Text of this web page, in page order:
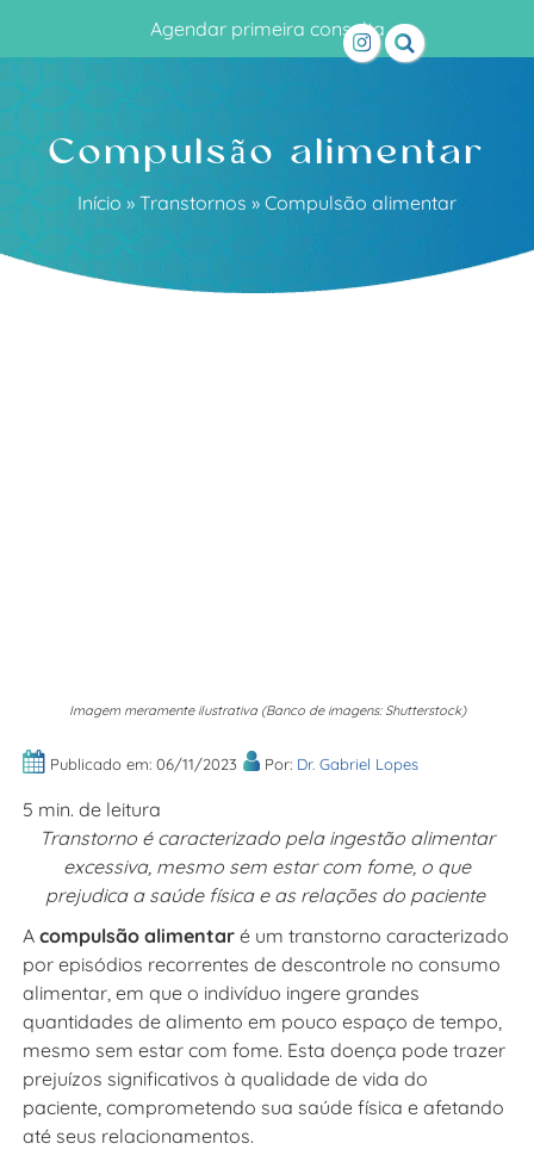
Agendar primeira consulta
Compulsão alimentar
Início » Transtornos » Compulsão alimentar
Imagem meramente ilustrativa (Banco de imagens: Shutterstock)
Publicado em: 06/11/2023 Por: Dr. Gabriel Lopes
5 min. de leitura
Transtorno é caracterizado pela ingestão alimentar
excessiva, mesmo sem estar com fome, o que
prejudica a saúde física e as relações do paciente
Acompulsão alimentaré um transtorno caracterizado
por episódios recorrentes de descontrole no consumo
alimentar, em que o indivíduo ingere grandes
quantidades de alimento em pouco espaço de tempo,
mesmo sem estar com fome. Esta doença pode trazer
prejuízos significativos à qualidade de vida do
paciente, comprometendo sua saúde física e afetando
até seus relacionamentos.